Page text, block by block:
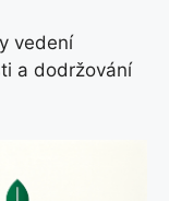
vedení
a dodržování